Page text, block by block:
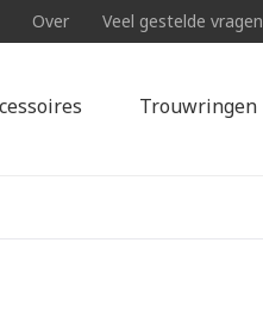
Over Veel gestelde vragen
Trouwringen